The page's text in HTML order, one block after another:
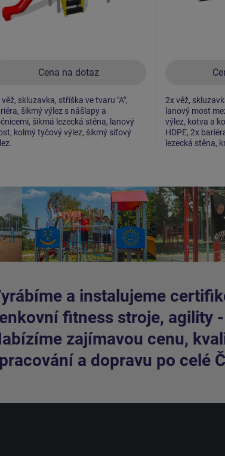
Cena na dotaz
věž, skluzavka, stříška ve tvaru "A",
šikmý výlez s nášlapy a
šikmá lezecká stěna, lanový
kolmý tyčový výlez, šikmý síťový
2x věž,
lanový most
výlez, kotva a
HDPE, 2x
lezecká stěna,
a instalujeme
fitness stroje, agility
zajímavou cenu,
a dopravu po celé